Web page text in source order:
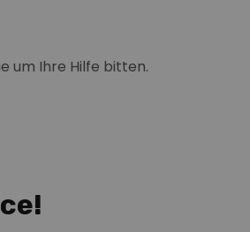
um Ihre Hilfe bitten.